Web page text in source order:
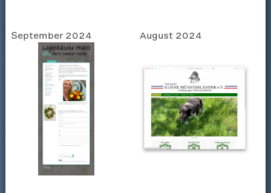
September 2024 August 2024